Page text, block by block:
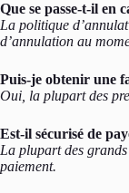
Que se passe-t-il en
La politique
d’annulation au
Puis-je obtenir une
Oui, la plupart des
Est-il sécurisé de
La plupart des
paiement.